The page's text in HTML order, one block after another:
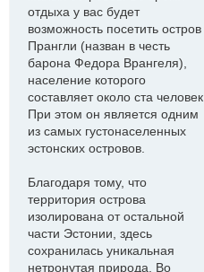
отдыха у вас будет
возможность посетить остров
Прангли (назван в честь
барона Федора Врангеля),
население которого
составляет около ста человек.
При этом он является одним
из самых густонаселенных
эстонских островов.
Благодаря тому, что
территория острова
изолирована от остальной
части Эстонии, здесь
сохранилась уникальная
нетронутая природа. Во